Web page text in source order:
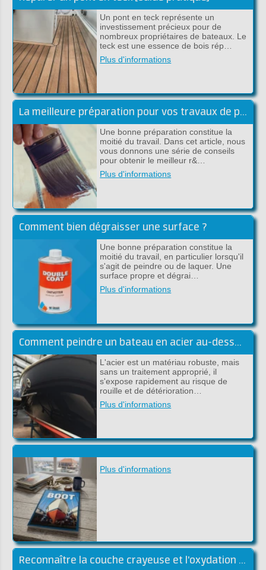
Un pont en teck représente un
investissement précieux pour de
nombreux propriétaires de bateaux. Le
teck est une essence de bois rép…
Plus d'informations
La meilleure préparation pour vos travaux de peinture
Une bonne préparation constitue la
moitié du travail. Dans cet article, nous
vous donnons une série de conseils
pour obtenir le meilleur r&…
Plus d'informations
Comment bien dégraisser une surface ?
Une bonne préparation constitue la
moitié du travail, en particulier lorsqu'il
s'agit de peindre ou de laquer. Une
surface propre et dégrai…
Plus d'informations
Comment peindre un bateau en acier au-dessus et sous la ligne de flottaison
L'acier est un matériau robuste, mais
sans un traitement approprié, il
s'expose rapidement au risque de
rouille et de détérioration…
Plus d'informations
Plus d'informations
Reconnaître la couche crayeuse et l'oxydation du gelcoat